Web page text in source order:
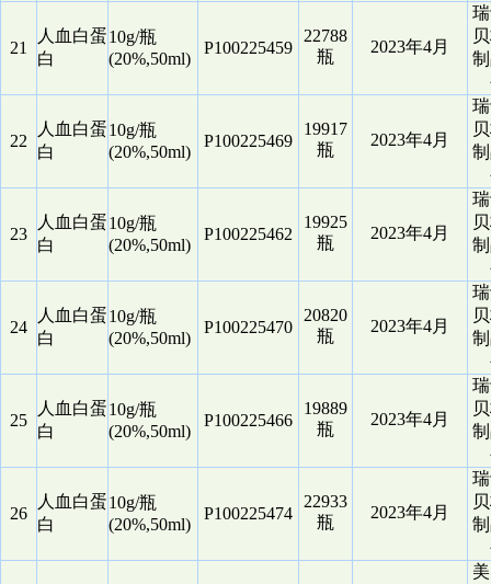
21
人血白蛋
白
10g/瓶
(20%,50ml)
P100225459
22788
瓶
2023年4月
22
人血白蛋
白
10g/瓶
(20%,50ml)
P100225469
19917
瓶
2023年4月
23
人血白蛋
白
10g/瓶
(20%,50ml)
P100225462
19925
瓶
2023年4月
24
人血白蛋
白
10g/瓶
(20%,50ml)
P100225470
20820
瓶
2023年4月
25
人血白蛋
白
10g/瓶
(20%,50ml)
P100225466
19889
瓶
2023年4月
26
人血白蛋
白
10g/瓶
(20%,50ml)
P100225474
22933
瓶
2023年4月